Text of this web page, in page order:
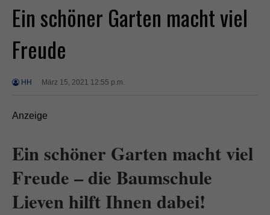
Ein schöner Garten macht viel
Freude
HH März 15, 2021 12:55 p.m.
Anzeige
Ein schöner Garten macht viel
Freude – die Baumschule
Lieven hilft Ihnen dabei!